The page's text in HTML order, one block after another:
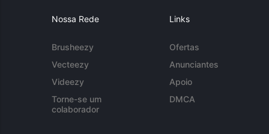
Nossa Rede
Brusheezy
Vecteezy
Videezy
Torne-se um
colaborador
Links
Ofertas
Anunciantes
Apoio
DMCA